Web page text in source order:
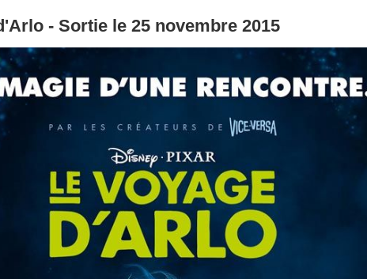
- Sortie le 25 novembre 2015